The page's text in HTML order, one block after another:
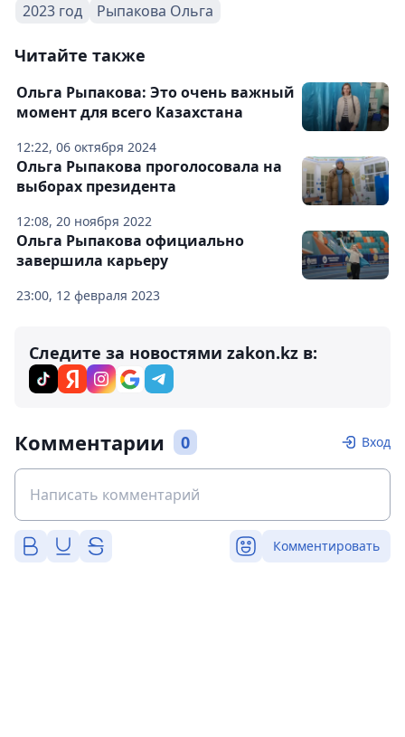
2023 год Рыпакова Ольга
Читайте также
12:22, 06 октября 2024
Ольга Рыпакова: Это очень важный
момент для всего Казахстана
12:08, 20 ноября 2022
Ольга Рыпакова проголосовала на
выборах президента
23:00, 12 февраля 2023
Ольга Рыпакова официально
завершила карьеру
Следите за новостями zakon.kz в:
Комментарии 0 Вход
Комментировать